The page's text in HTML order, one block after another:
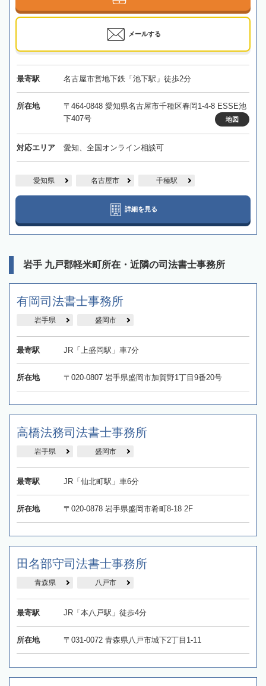
メールする
最寄駅 名古屋市営地下鉄「池下駅」徒歩2分
所在地
〒464-0848 愛知県名古屋市千種区春岡1-4-8 ESSE池
下407号
地図
対応エリア 愛知、全国オンライン相談可
愛知県 名古屋市 千種駅
詳細を見る
岩手 九戸郡軽米町所在・近隣の司法書士事務所
有岡司法書士事務所
岩手県 盛岡市
最寄駅 JR「上盛岡駅」車7分
所在地 〒020-0807 岩手県盛岡市加賀野1丁目9番20号
高橋法務司法書士事務所
岩手県 盛岡市
最寄駅 JR「仙北町駅」車6分
所在地 〒020-0878 岩手県盛岡市肴町8-18 2F
田名部守司法書士事務所
青森県 八戸市
最寄駅 JR「本八戸駅」徒歩4分
所在地 〒031-0072 青森県八戸市城下2丁目1-11